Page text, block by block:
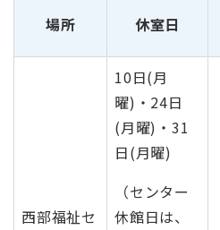
場所 休室日
西部福祉セ
10日(月
曜)・24日
(月曜)・31
日(月曜)
（センター
休館日は、